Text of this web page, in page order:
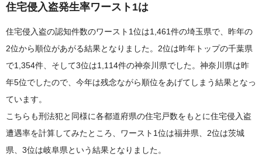
住宅侵入盗発生率ワースト1は
住宅侵入盗の認知件数のワースト1位は1,461件の埼玉県で、昨年の
2位から順位があがる結果となりました。2位は昨年トップの千葉県
で1,354件、そして3位は1,114件の神奈川県でした。神奈川県は昨
年5位でしたので、今年は残念ながら順位をあげてしまう結果となっ
ています。
こちらも刑法犯と同様に各都道府県の住宅戸数をもとに住宅侵入盗
遭遇率を計算してみたところ、ワースト1位は福井県、2位は茨城
県、3位は岐阜県という結果となりました。